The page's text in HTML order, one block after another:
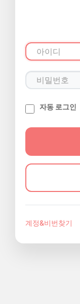
자동 로그인
계정&비번찾기